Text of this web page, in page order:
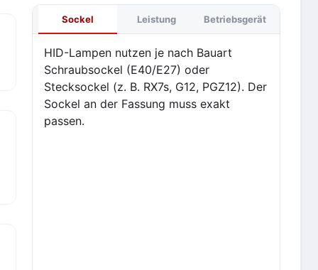
Sockel Leistung Betriebsgerät
HID-Lampen nutzen je nach Bauart
Schraubsockel (E40/E27) oder
Stecksockel (z. B. RX7s, G12, PGZ12). Der
Sockel an der Fassung muss exakt
passen.